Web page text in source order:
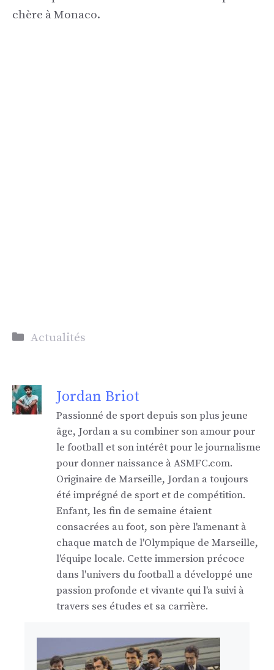
chère à Monaco.
Catégories
Actualités
Jordan Briot
Passionné de sport depuis son plus jeune
âge, Jordan a su combiner son amour pour
le football et son intérêt pour le journalisme
pour donner naissance à ASMFC.com.
Originaire de Marseille, Jordan a toujours
été imprégné de sport et de compétition.
Enfant, les fin de semaine étaient
consacrées au foot, son père l'amenant à
chaque match de l'Olympique de Marseille,
l'équipe locale. Cette immersion précoce
dans l'univers du football a développé une
passion profonde et vivante qui l'a suivi à
travers ses études et sa carrière.